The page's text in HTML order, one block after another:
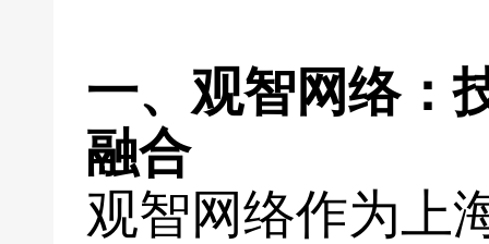
一、观智网络：
融合
观智网络作为上